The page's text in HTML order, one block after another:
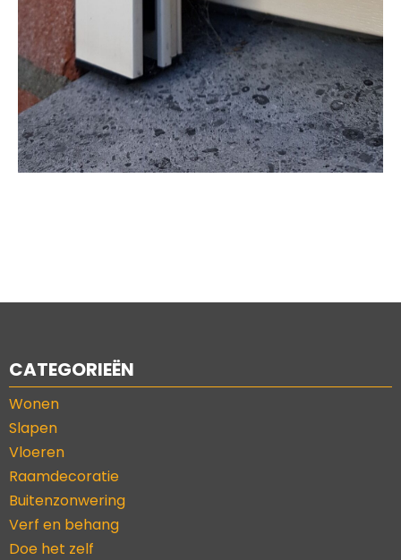
CATEGORIEËN
Wonen
Slapen
Vloeren
Raamdecoratie
Buitenzonwering
Verf en behang
Doe het zelf